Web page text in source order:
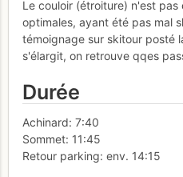
Le couloir (étroiture) n'est
optimales, ayant été pas mal
témoignage sur skitour posté
s'élargit, on retrouve qqes
Durée
Achinard: 7:40
Sommet: 11:45
Retour parking: env. 14:15